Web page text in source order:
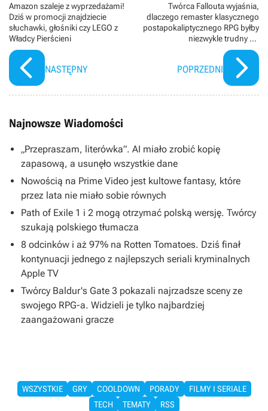
Amazon szaleje z wyprzedażami!
Dziś w promocji znajdziecie
słuchawki, głośniki czy LEGO z
Władcy Pierścieni
NASTĘPNY
Twórca Fallouta wyjaśnia,
dlaczego remaster klasycznego
postapokaliptycznego RPG byłby
niezwykle trudny do
zrealizowania
POPRZEDNI
Najnowsze Wiadomości
„Przepraszam, literówka”. AI miało zrobić kopię
zapasową, a usunęło wszystkie dane
Nowością na Prime Video jest kultowe fantasy, które
przez lata nie miało sobie równych
Path of Exile 1 i 2 mogą otrzymać polską wersję. Twórcy
szukają polskiego tłumacza
8 odcinków i aż 97% na Rotten Tomatoes. Dziś finał
kontynuacji jednego z najlepszych seriali kryminalnych
Apple TV
Twórcy Baldur's Gate 3 pokazali najrzadsze sceny ze
swojego RPG-a. Widzieli je tylko najbardziej
zaangażowani gracze
WSZYSTKIE GRY COOLDOWN PORADY
FILMY I SERIALE
TECH
TEMATY RSS